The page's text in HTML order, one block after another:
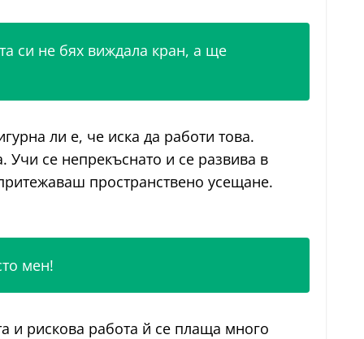
си не бях виждала кран, а ще
ли е, че иска да работи това.
Учи се непрекъснато и се развива в
пространствено усещане.
мен!
и рискова работа й се плаща много